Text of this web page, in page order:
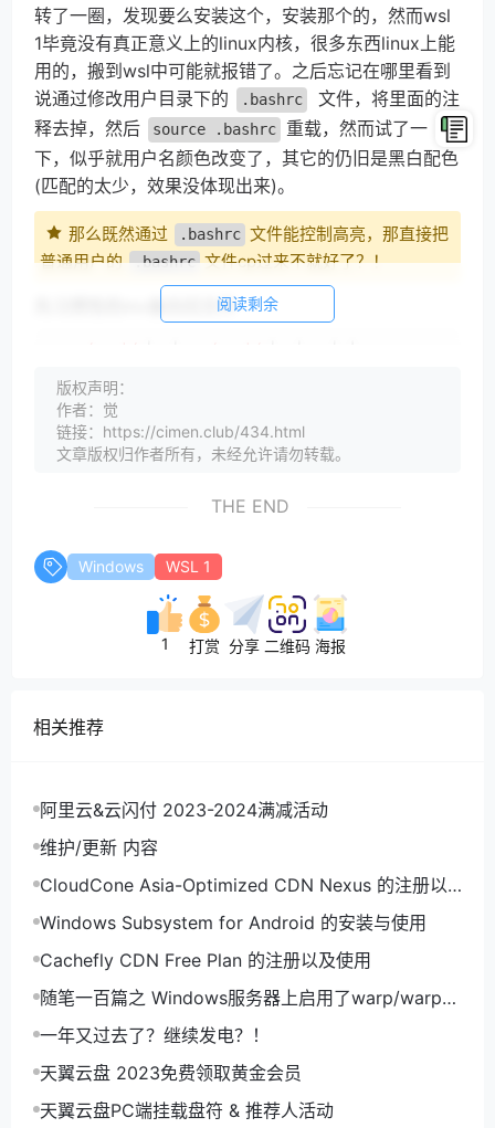
转了一圈，发现要么安装这个，安装那个的，然而wsl
1毕竟没有真正意义上的linux内核，很多东西linux上能
用的，搬到wsl中可能就报错了。之后忘记在哪里看到
说通过修改用户目录下的
.bashrc
文件，将里面的注
释去掉，然后
source .bashrc
重载，然而试了一
下，似乎就用户名颜色改变了，其它的仍旧是黑白配色
(匹配的太少，效果没体现出来)。
那么既然通过 .bashrc 文件能控制高亮，那直接把
普通用户的 .bashrc 文件cp过来不就好了？！
先习惯性的mv备份旧文件
然后再cp把普通用户的文件复制过来
#用户名cimen 需要替换成你自己的
cp /home/cimen/.bashrc /root/
.bashrc 配置文件
或者其它命令测试一下效果，确实有达
.bashrc ，再
就好了。
此外，通过阅读该文件，“alias别名”在这里也可以简单
的设置一下，使用
source /root/.bashrc 重载配置
之后，再也不用担心
rm -rf /* 删库跑路了，对吧~
阅读剩余
版权声明：
作者：觉
链接：https://cimen.club/434.html
文章版权归作者所有，未经允许请勿转载。
THE END
Windows WSL 1
1 打赏 分享 二维码 海报
相关推荐
阿里云&云闪付 2023-2024满减活动
维护/更新 内容
CloudCone Asia-Optimized CDN Nexus 的注册以
及使用
Windows Subsystem for Android 的安装与使用
Cachefly CDN Free Plan 的注册以及使用
随笔一百篇之 Windows服务器上启用了warp/warp+
导致外部网络无法通过RDP远程连接
一年又过去了？继续发电？！
天翼云盘 2023免费领取黄金会员
天翼云盘PC端挂载盘符 & 推荐人活动